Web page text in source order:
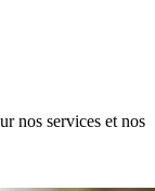
nos services et nos